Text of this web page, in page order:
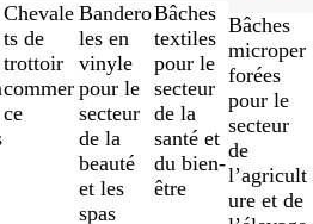
Chevale
ts de
trottoir
commer
ce
Bandero
les en
vinyle
pour le
secteur
de la
beauté
et les
spas
Bâches
textiles
pour le
secteur
de la
santé et
du bien-
être
Bâches
microper
forées
pour le
secteur
de
l’agricult
ure et de